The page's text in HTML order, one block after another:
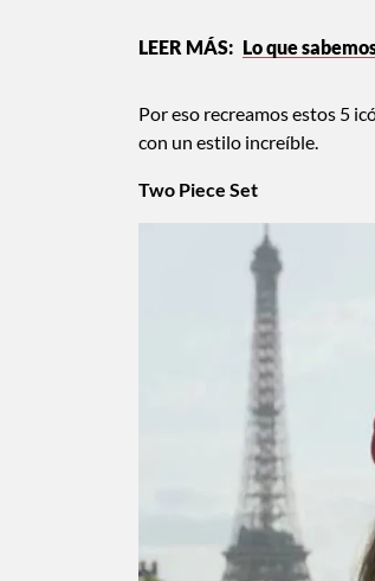
Lo que
Por eso recreamos estos 5
con un estilo increíble.
Two Piece Set